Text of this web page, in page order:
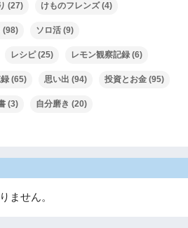
(27) けものフレンズ(4)
(98) ソロ活 (9)
レシピ(25) レモン観察記録 (6)
(65) 思い出 (94) 投資とお金 (95)
(3) 自分磨き (20)
ません。